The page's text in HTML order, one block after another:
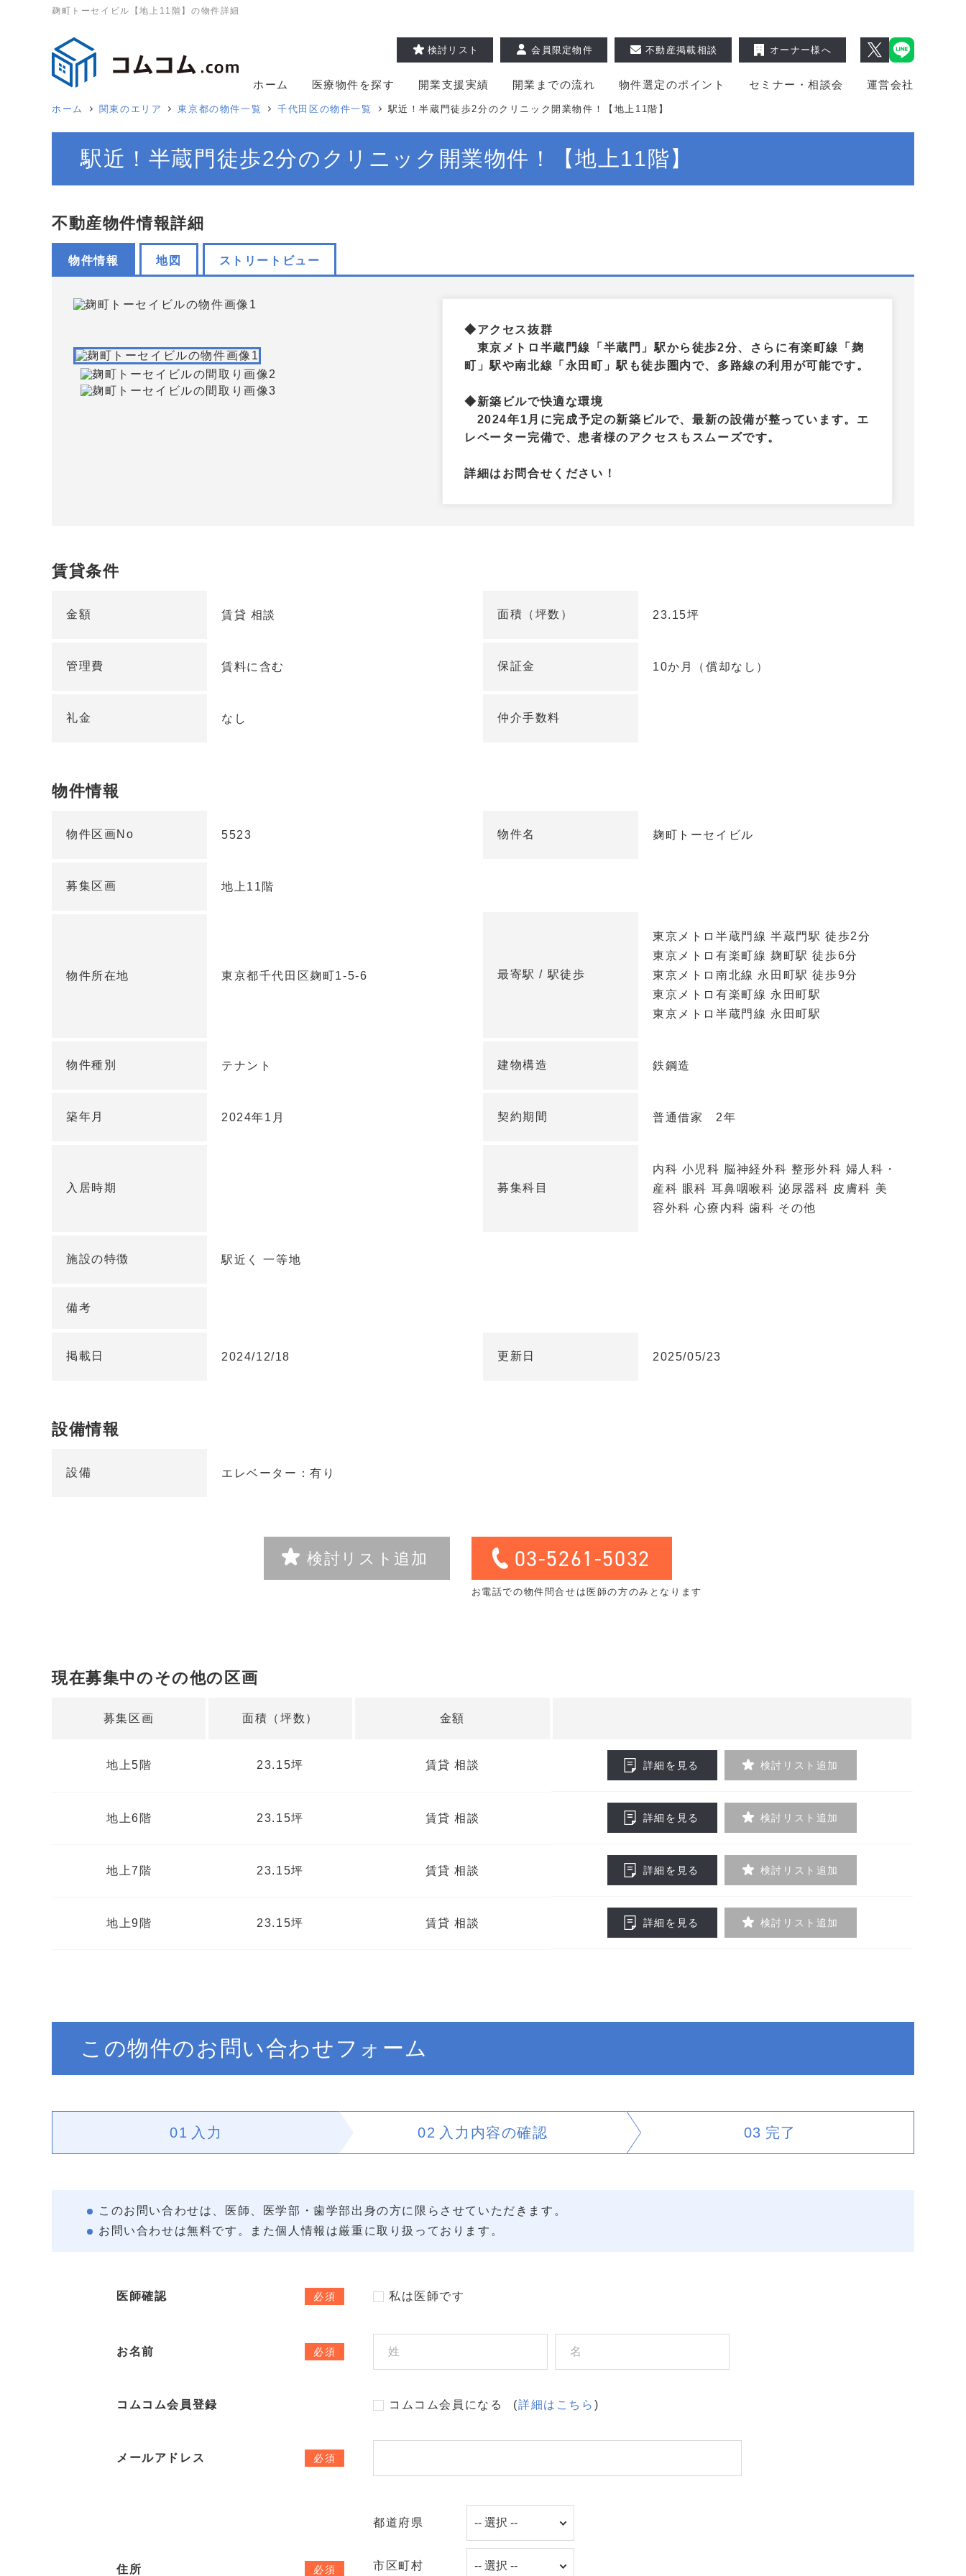
麹町トーセイビル【地上11階】の物件詳細
ホーム 医療物件を探す 開業支援実績 開業までの流れ 物件選定のポイント セミナー・相談会 運営会社
検討リスト 会員限定物件 不動産掲載相談 オーナー様へ
ホーム 関東のエリア 東京都の物件一覧 千代田区の物件一覧 駅近！半蔵門徒歩2分のクリニック開業物件！【地上11階】
駅近！半蔵門徒歩2分のクリニック開業物件！【地上11階】
不動産物件情報詳細
物件情報 地図 ストリートビュー
◆アクセス抜群
東京メトロ半蔵門線「半蔵門」駅から徒歩2分、さらに有楽町線「麹
町」駅や南北線「永田町」駅も徒歩圏内で、多路線の利用が可能です。
◆新築ビルで快適な環境
2024年1月に完成予定の新築ビルで、最新の設備が整っています。エ
レベーター完備で、患者様のアクセスもスムーズです。
詳細はお問合せください！
賃貸条件
金額 賃貸 相談 面積（坪数） 23.15坪
管理費 賃料に含む 保証金 10か月（償却なし）
礼金 なし 仲介手数料
物件情報
物件区画No 5523 物件名 麹町トーセイビル
募集区画 地上11階
物件所在地 東京都千代田区麹町1-5-6 最寄駅 / 駅徒歩
東京メトロ半蔵門線 半蔵門駅 徒歩2分
東京メトロ有楽町線 麹町駅 徒歩6分
東京メトロ南北線 永田町駅 徒歩9分
東京メトロ有楽町線 永田町駅
東京メトロ半蔵門線 永田町駅
物件種別 テナント 建物構造 鉄鋼造
築年月 2024年1月 契約期間 普通借家 2年
入居時期 募集科目
内科 小児科 脳神経外科 整形外科 婦人科・
産科 眼科 耳鼻咽喉科 泌尿器科 皮膚科 美
容外科 心療内科 歯科 その他
施設の特徴 駅近く 一等地
備考
掲載日 2024/12/18 更新日 2025/05/23
設備情報
設備 エレベーター：有り
検討リスト追加 03-5261-5032
お電話での物件問合せは医師の方のみとなります
現在募集中のその他の区画
募集区画 面積（坪数） 金額
地上5階 23.15坪 賃貸 相談 詳細を見る 検討リスト追加
地上6階 23.15坪 賃貸 相談 詳細を見る 検討リスト追加
地上7階 23.15坪 賃貸 相談 詳細を見る 検討リスト追加
地上9階 23.15坪 賃貸 相談 詳細を見る 検討リスト追加
この物件のお問い合わせフォーム
01 入力 02 入力内容の確認 03 完了
このお問い合わせは、医師、医学部・歯学部出身の方に限らさせていただきます。
お問い合わせは無料です。また個人情報は厳重に取り扱っております。
医師確認 必須 私は医師です
お名前 必須
コムコム会員登録 コムコム会員になる (詳細はこちら )
メールアドレス 必須
住所 必須
都道府県
市区町村